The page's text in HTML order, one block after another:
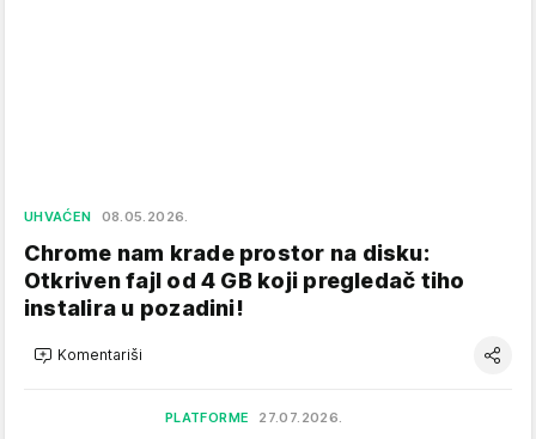
UHVAĆEN 08.05.2026.
Chrome nam krade prostor na disku:
Otkriven fajl od 4 GB koji pregledač tiho
instalira u pozadini!
Komentariši
PLATFORME 27.07.2026.